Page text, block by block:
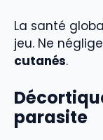
La santé
jeu. Ne
cutanés.
parasite